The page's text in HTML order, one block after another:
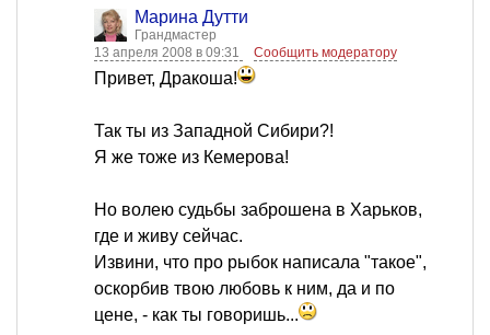
Марина Дутти
Грандмастер
13 апреля 2008 в 09:31
Сообщить модератору
Привет, Дракоша!
Так ты из Западной Сибири?!
Я же тоже из Кемерова!
Но волею судьбы заброшена в Харьков,
где и живу сейчас.
Извини, что про рыбок написала "такое",
оскорбив твою любовь к ним, да и по
цене, - как ты говоришь...